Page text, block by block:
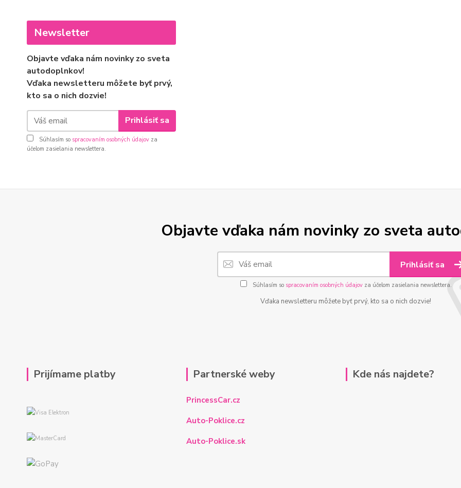
Newsletter
Objavte vďaka nám novinky zo sveta
autodoplnkov!
Vďaka newsletteru môžete byť prvý,
kto sa o nich dozvie!
Prihlásiť sa
Súhlasím so spracovaním osobných údajov za
účelom zasielania newslettera.
Objavte vďaka nám novinky zo sveta
Prihlásiť sa
Súhlasím so spracovaním osobných údajovza účelom zasielania newslettera.
Vďaka newsletteru môžete byť prvý, kto sa o nich dozvie!
Prijímame platby Partnerské weby
PrincessCar.cz
Auto-Poklice.cz
Auto-Poklice.sk
Kde nás najdete?